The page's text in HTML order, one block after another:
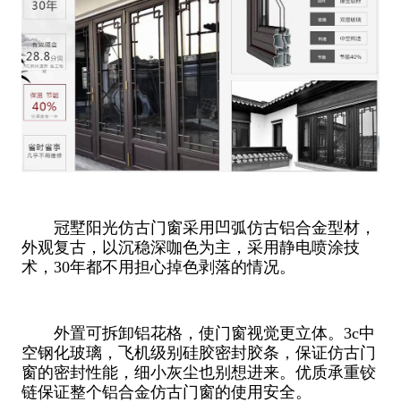
冠墅阳光仿古门窗采用凹弧仿古铝合金型材，
外观复古，以沉稳深咖色为主，采用静电喷涂技
术，30年都不用担心掉色剥落的情况。
外置可拆卸铝花格，使门窗视觉更立体。3c中
空钢化玻璃，飞机级别硅胶密封胶条，保证仿古门
窗的密封性能，细小灰尘也别想进来。优质承重铰
链保证整个铝合金仿古门窗的使用安全。